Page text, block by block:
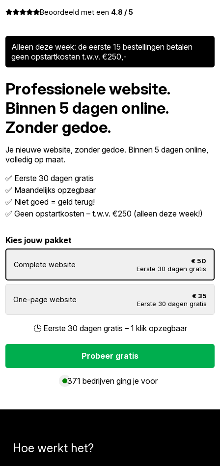
Beoordeeld met een 4.8 / 5
Alleen deze week: de eerste 15 bestellingen betalen
geen opstartkosten t.w.v. €250,-
Professionele website.
Binnen 5 dagen online.
Zonder gedoe.
Je nieuwe website, zonder gedoe. Binnen 5 dagen online,
volledig op maat.
✅ Eerste 30 dagen gratis
✅ Maandelijks opzegbaar
✅ Niet goed = geld terug!
✅ Geen opstartkosten – t.w.v. €250 (alleen deze week!)
Kies jouw pakket
Complete website
€ 50
Eerste 30 dagen gratis
One-page website
€ 35
Eerste 30 dagen gratis
🕒 Eerste 30 dagen gratis – 1 klik opzegbaar
Probeer gratis
371 bedrijven ging je voor
Hoe werkt het?